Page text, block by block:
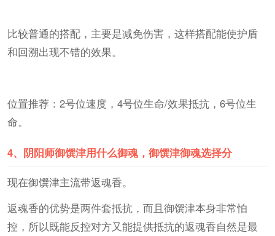
比较普通的搭配，主要是减免伤害，这样搭配能使护盾
和回溯出现不错的效果。
位置推荐：2号位速度，4号位生命/效果抵抗，6号位生
命。
4、 阴阳师御馔津用什么御魂，御馔津御魂选择分
现在御馔津主流带返魂香。
返魂香的优势是两件套抵抗，而且御馔津本身非常怕
控，所以既能反控对方又能提供抵抗的返魂香自然是最